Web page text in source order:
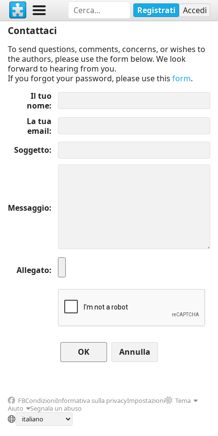
Registrati Accedi
Contattaci
To send questions, comments, concerns, or wishes to
the authors, please use the form below. We look
forward to hearing from you.
If you forgot your password, please use this form.
Il tuo
nome
La tua
email
Soggetto
Messaggio
Allegato
Annulla
FBCondizioniInformativa sulla privacyImpostazioni
Tema
Aiuto
Segnala un abuso